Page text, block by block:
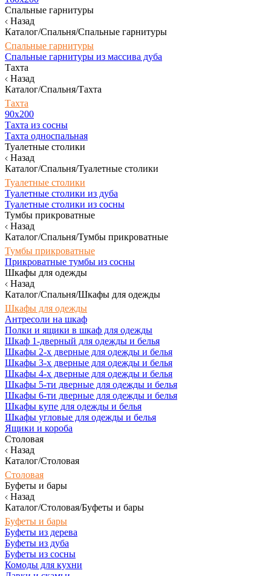
Спальные гарнитуры
Назад
Каталог/Спальня/Спальные гарнитуры
Спальные гарнитуры
Спальные гарнитуры из массива дуба
Тахта
Назад
Каталог/Спальня/Тахта
Тахта
90х200
Тахта из сосны
Тахта односпальная
Туалетные столики
Назад
Каталог/Спальня/Туалетные столики
Туалетные столики
Туалетные столики из дуба
Туалетные столики из сосны
Тумбы прикроватные
Назад
Каталог/Спальня/Тумбы прикроватные
Тумбы прикроватные
Прикроватные тумбы из сосны
Шкафы для одежды
Назад
Каталог/Спальня/Шкафы для одежды
Шкафы для одежды
Антресоли на шкаф
Полки и ящики в шкаф для одежды
Шкаф 1-дверный для одежды и белья
Шкафы 2-х дверные для одежды и белья
Шкафы 3-х дверные для одежды и белья
Шкафы 4-х дверные для одежды и белья
Шкафы 5-ти дверные для одежды и белья
Шкафы 6-ти дверные для одежды и белья
Шкафы купе для одежды и белья
Шкафы угловые для одежды и белья
Ящики и короба
Столовая
Назад
Каталог/Столовая
Столовая
Буфеты и бары
Назад
Каталог/Столовая/Буфеты и бары
Буфеты и бары
Буфеты из дерева
Буфеты из дуба
Буфеты из сосны
Комоды для кухни